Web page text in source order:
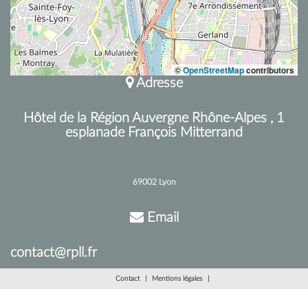
©OpenStreetMapcontributors
Adresse
Hôtel de la Région Auvergne Rhône-Alpes , 1
esplanade François Mitterrand
69002 Lyon
Email
contact@rpll.fr
Contact Mentions légales